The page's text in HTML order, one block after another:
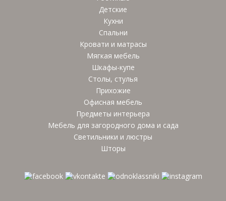
Детские
Кухни
Спальни
Кровати и матрасы
Мягкая мебель
Шкафы-купе
Столы, стулья
Прихожие
Офисная мебель
Предметы интерьера
Мебель для загородного дома и сада
Светильники и люстры
Шторы